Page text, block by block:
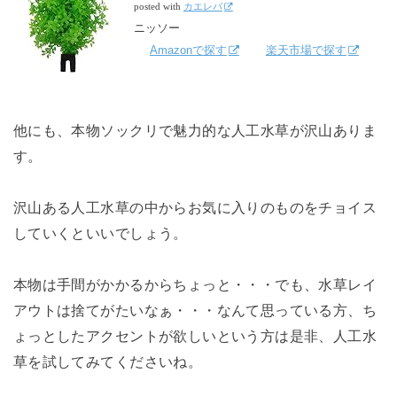
posted with カエレバ
ニッソー
Amazonで探す
楽天市場で探す
他にも、本物ソックリで魅力的な人工水草が沢山ありま
す。
沢山ある人工水草の中からお気に入りのものをチョイス
していくといいでしょう。
本物は手間がかかるからちょっと・・・でも、水草レイ
アウトは捨てがたいなぁ・・・なんて思っている方、ち
ょっとしたアクセントが欲しいという方は是非、人工水
草を試してみてくださいね。